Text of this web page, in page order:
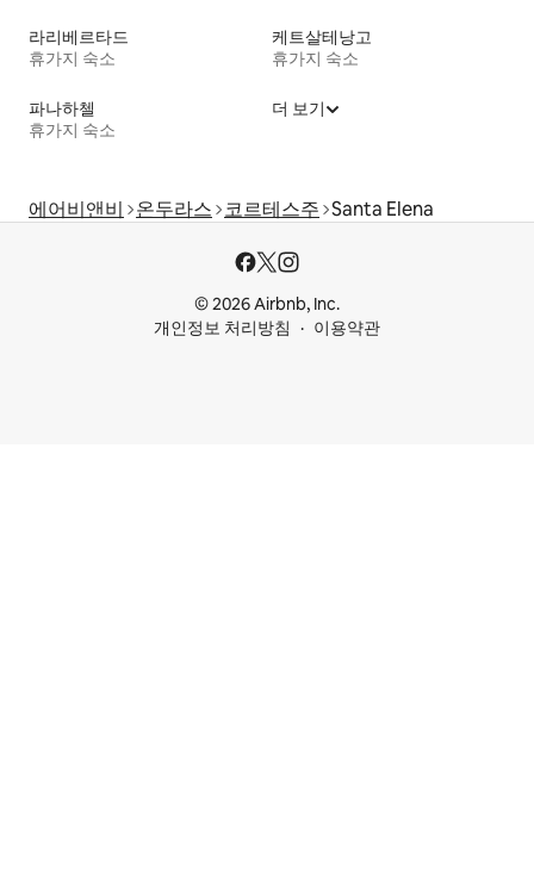
라리베르타드
휴가지 숙소
케트살테낭고
휴가지 숙소
파나하첼
휴가지 숙소
더 보기
에어비앤비 온두라스 코르테스주 Santa Elena
© 2026 Airbnb, Inc.
개인정보 처리방침
이용약관